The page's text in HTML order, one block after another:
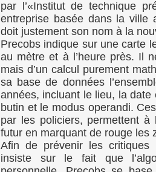
par l’«Institut de technique
entreprise basée dans la ville
doit justement son nom à la
Precobs indique sur une carte
au mètre et à l’heure près. Il
mais d’un calcul purement
sa base de données
années, incluant le lieu, la date
butin et le modus operandi.
par les policiers, permettent à
futur en marquant de rouge les
Afin de prévenir les critiques
insiste sur le fait que